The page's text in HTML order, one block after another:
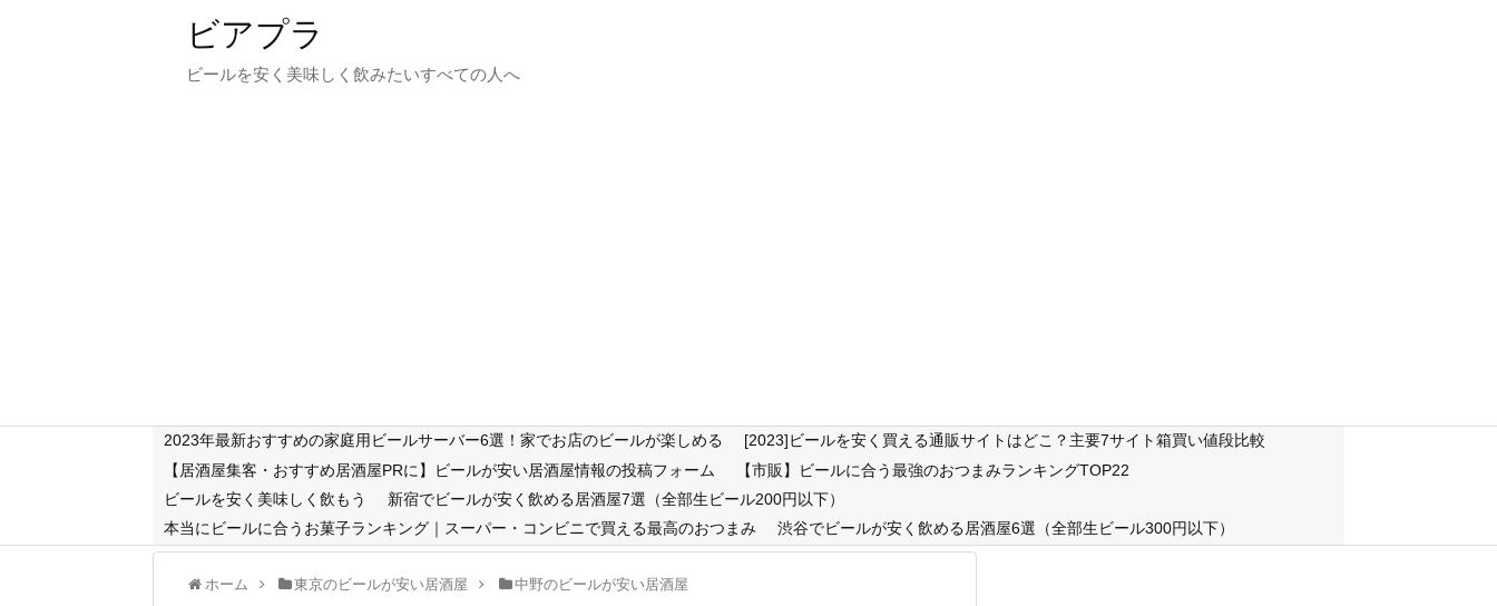
ビアプラ
ビールを安く美味しく飲みたいすべての人へ
2023年最新おすすめの家庭用ビールサーバー6選！家でお店のビールが楽しめる
[2023]ビールを安く買える通販サイトはどこ？主要7サイト箱買い値段比較
【居酒屋集客・おすすめ居酒屋PRに】ビールが安い居酒屋情報の投稿フォーム
【市販】ビールに合う最強のおつまみランキングTOP22
ビールを安く美味しく飲もう
新宿でビールが安く飲める居酒屋7選（全部生ビール200円以下）
本当にビールに合うお菓子ランキング｜スーパー・コンビニで買える最高のおつまみ
渋谷でビールが安く飲める居酒屋6選（全部生ビール300円以下）
ホーム 東京のビールが安い居酒屋 中野のビールが安い居酒屋